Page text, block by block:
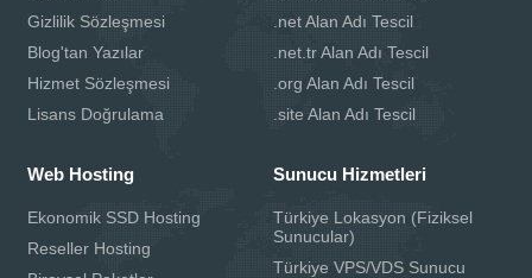
Gizlilik Sözleşmesi
Blog'tan Yazılar
Hizmet Sözleşmesi
Lisans Doğrulama
.net Alan Adı Tescil
.net.tr Alan Adı Tescil
.org Alan Adı Tescil
.site Alan Adı Tescil
Web Hosting
Ekonomik SSD Hosting
Reseller Hosting
Sunucu Hizmetleri
Türkiye Lokasyon (Fiziksel
Sunucular)
Türkiye VPS/VDS Sunucu